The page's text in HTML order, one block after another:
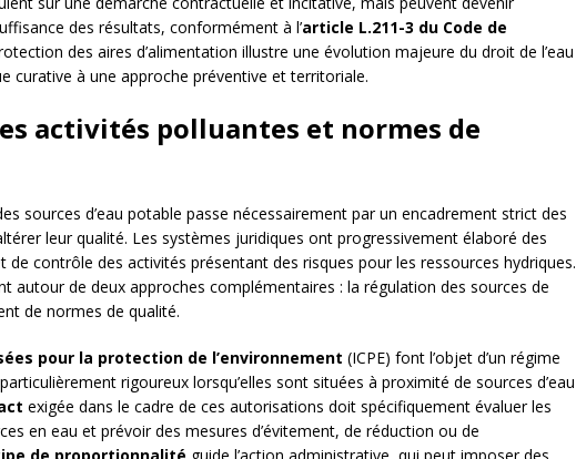
des résultats, conformément à l’article L.211-3 du Code de
des aires d’alimentation illustre une évolution majeure du droit de l’eau
curative à une approche préventive et territoriale.
activités polluantes et normes de
sources d’eau potable passe nécessairement par un encadrement strict des
leur qualité. Les systèmes juridiques ont progressivement élaboré des
de contrôle des activités présentant des risques pour les ressources hydriques.
autour de deux approches complémentaires : la régulation des sources de
de normes de qualité.
pour la protection de l’environnement (ICPE) font l’objet d’un régime
rigoureux lorsqu’elles sont situées à proximité de sources d’eau
exigée dans le cadre de ces autorisations doit spécifiquement évaluer les
en eau et prévoir des mesures d’évitement, de réduction ou de